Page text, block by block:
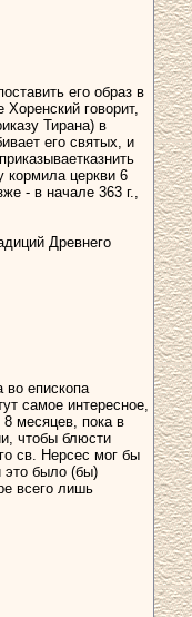
его образ в
говорит,
Тирана) в
его святых, и
кормила церкви 6
- в начале 363 г.,
Древнего
во епископа
самое интересное,
8 месяцев, пока в
чтобы блюсти
св. Нерсес мог бы
это было (бы)
всего лишь